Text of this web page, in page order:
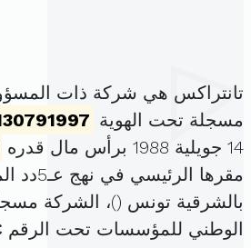
تانتراكس هي شركة ذات
مسجلة تحت الهوية
14 جويلية 1988 برأس مال قدره
مقرها
بالشرقية تونس ()، الشركة
الوطني للمؤسسات تحت الرقم